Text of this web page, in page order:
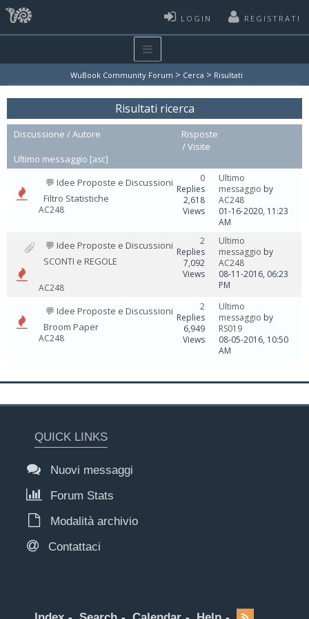
LOGIN REGISTRATI
WuBook Community Forum > Cerca > Risultati
Risultati ricerca
Discussione /Autore
Risposte
/Visite
Ultimo messaggio [asc]
💬 Idee Proposte e Discussioni
Filtro Statistiche
AC248
0
Replies
2,618
Views
Ultimo
messaggio by
AC248
01-16-2020, 11:23
AM
💬 Idee Proposte e Discussioni
SCONTI e REGOLE
AC248
2
Replies
7,092
Views
Ultimo
messaggio by
AC248
08-11-2016, 06:23
PM
💬 Idee Proposte e Discussioni
Broom Paper
AC248
2
Replies
6,949
Views
Ultimo
messaggio by
RS019
08-05-2016, 10:50
AM
QUICK LINKS
Nuovi messaggi
Forum Stats
Modalità archivio
Contattaci